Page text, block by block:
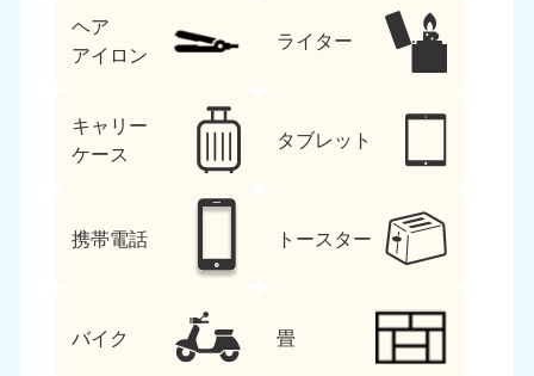
ヘア
アイロン
ライター
キャリー
ケース
タブレット
携帯電話 トースター
バイク 畳